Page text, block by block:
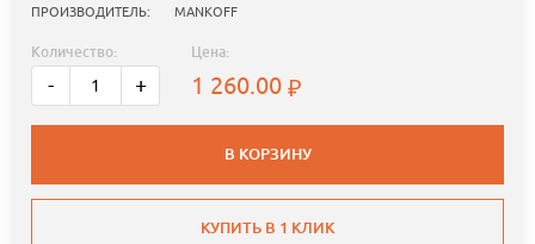
ПРОИЗВОДИТЕЛЬ: MANKOFF
Количество:
- +
Цена:
1 260.00
В КОРЗИНУ
КУПИТЬ В 1 КЛИК